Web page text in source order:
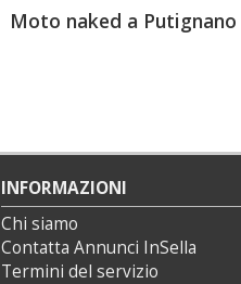
Moto naked a Putignano
INFORMAZIONI
Chi siamo
Contatta Annunci InSella
Termini del servizio